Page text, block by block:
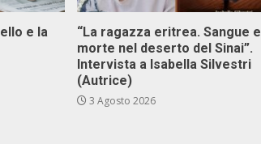
e la
“La ragazza eritrea. Sangue e
morte nel deserto del Sinai”.
Intervista a Isabella Silvestri
(Autrice)
3 Agosto 2026